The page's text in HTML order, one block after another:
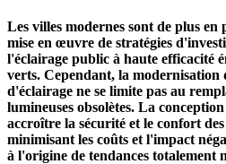
Les villes modernes sont de plus en
mise en œuvre de stratégies
l'éclairage public à haute efficacité
verts. Cependant, la
d'éclairage ne se limite pas au
lumineuses obsolètes. La
accroître la sécurité et le confort
minimisant les coûts et l'impact
à l'origine de tendances totalement